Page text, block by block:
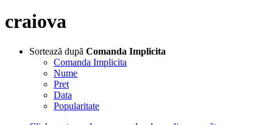
craiova
Sortează după Comanda Implicita
Comanda Implicita
Nume
Pret
Data
Popularitate